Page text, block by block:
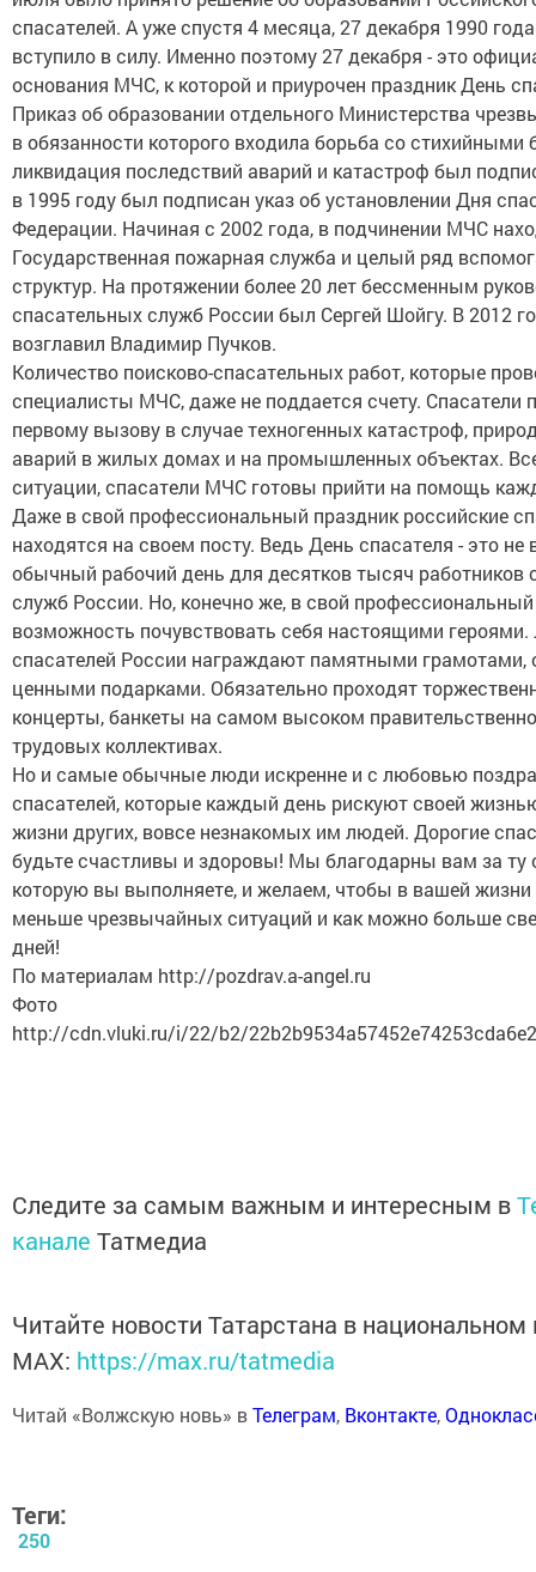
спасателей. А уже спустя 4 месяца, 27 декабря 1990
вступило в силу. Именно поэтому 27 декабря - это
основания МЧС, к которой и приурочен праздник День
Приказ об образовании отдельного Министерства
в обязанности которого входила борьба со стихийными
ликвидация последствий аварий и катастроф был
в 1995 году был подписан указ об установлении Дня
Федерации. Начиная с 2002 года, в подчинении МЧС
Государственная пожарная служба и целый ряд
структур. На протяжении более 20 лет бессменным
спасательных служб России был Сергей Шойгу. В 2012
возглавил Владимир Пучков.
Количество поисково-спасательных работ, которые
специалисты МЧС, даже не поддается счету. Спасатели
первому вызову в случае техногенных катастроф,
аварий в жилых домах и на промышленных объектах.
ситуации, спасатели МЧС готовы прийти на помощь
Даже в свой профессиональный праздник российские
находятся на своем посту. Ведь День спасателя - это не
обычный рабочий день для десятков тысяч работников
служб России. Но, конечно же, в свой
возможность почувствовать себя настоящими
спасателей России награждают памятными грамотами,
ценными подарками. Обязательно проходят
концерты, банкеты на самом высоком
трудовых коллективах.
Но и самые обычные люди искренне и с любовью
спасателей, которые каждый день рискуют своей
жизни других, вовсе незнакомых им людей. Дорогие
будьте счастливы и здоровы! Мы благодарны вам за ту
которую вы выполняете, и желаем, чтобы в вашей
меньше чрезвычайных ситуаций и как можно больше
дней!
По материалам http://pozdrav.a-angel.ru
Фото
http://cdn.vluki.ru/i/22/b2/
Следите за самым важным и интересным в
канале Татмедиа
Читайте новости Татарстана в
MАХ: https://max.ru/tatmedia
Читай «Волжскую новь» вТелеграм, Вконтакте,
Теги:
250